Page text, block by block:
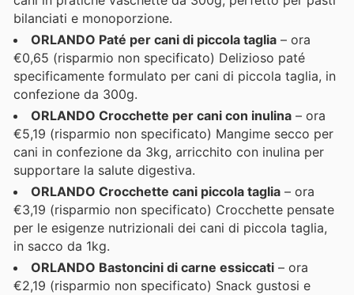
bilanciati e monoporzione.
ORLANDO Paté per cani di piccola taglia – ora
€0,65 (risparmio non specificato) Delizioso paté
specificamente formulato per cani di piccola taglia, in
confezione da 300g.
ORLANDO Crocchette per cani con inulina – ora
€5,19 (risparmio non specificato) Mangime secco per
cani in confezione da 3kg, arricchito con inulina per
supportare la salute digestiva.
ORLANDO Crocchette cani piccola taglia – ora
€3,19 (risparmio non specificato) Crocchette pensate
per le esigenze nutrizionali dei cani di piccola taglia,
in sacco da 1kg.
ORLANDO Bastoncini di carne essiccati – ora
€2,19 (risparmio non specificato) Snack gustosi e